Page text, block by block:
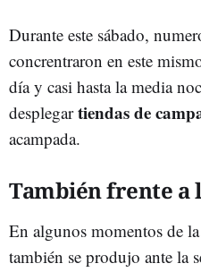
Durante este sábado,
concrentraron en este
día y casi hasta la media
desplegartiendas de
acampada.
También frente a
En algunos momentos de
también se produjo ante la